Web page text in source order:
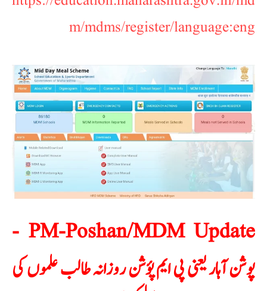
m/mdms/register/language:eng
PM-Poshan/MDM Update -
پوشن آہار یعنی پی ایم پؤشن روزانہ طالب علموں کی